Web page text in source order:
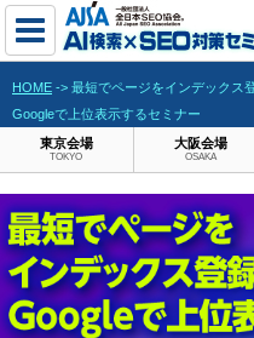
HOME -> 最短でページをインデックス
Googleで上位表示するセミナー
東京会場
TOKYO
大阪会場
OSAKA